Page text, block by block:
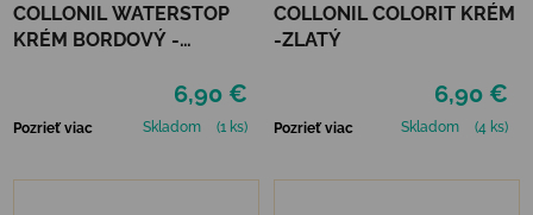
COLLONIL WATERSTOP
KRÉM BORDOVÝ -
6,90 €
Pozrieť viac Skladom (1 ks)
COLLONIL COLORIT KRÉM
-ZLATÝ
6,90 €
Pozrieť viac Skladom (4 ks)